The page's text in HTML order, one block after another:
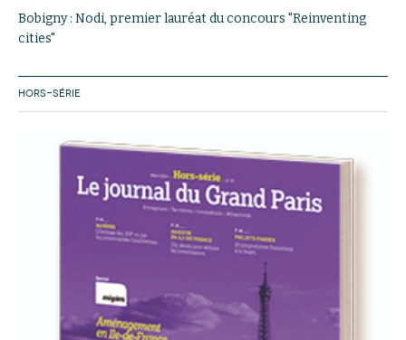
Bobigny : Nodi, premier lauréat du concours "Reinventing
cities"
HORS-SÉRIE